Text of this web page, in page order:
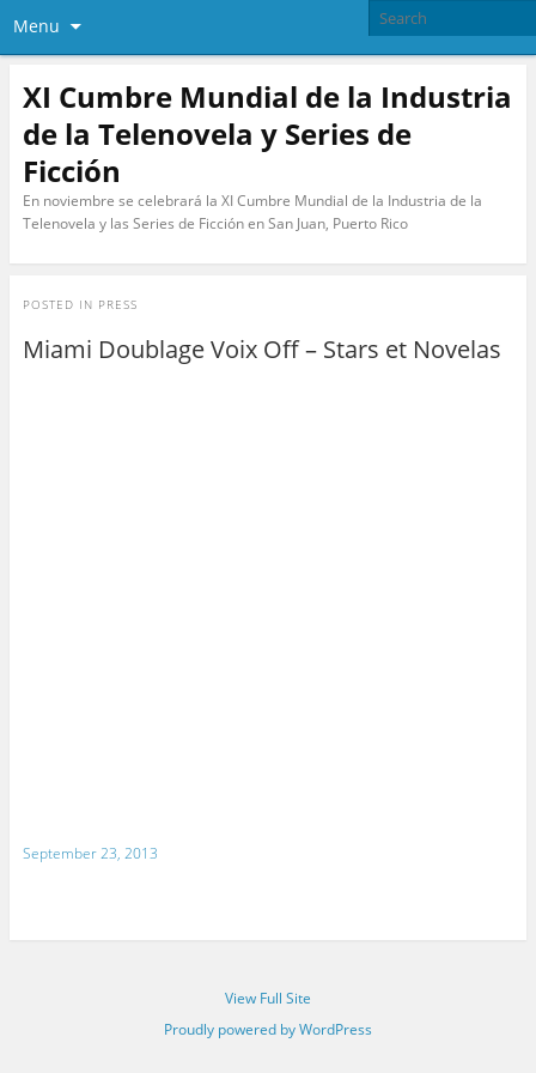
Menu
XI Cumbre Mundial de la Industria
de la Telenovela y Series de
Ficción
En noviembre se celebrará la XI Cumbre Mundial de la Industria de la
Telenovela y las Series de Ficción en San Juan, Puerto Rico
POSTED IN PRESS
Miami Doublage Voix Off – Stars et Novelas
September 23, 2013
View Full Site
Proudly powered by WordPress